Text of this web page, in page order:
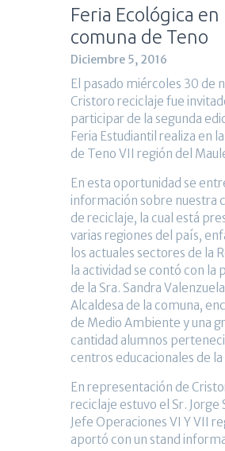
Feria Ecológica en
comuna de Teno
Diciembre 5, 2016
El pasado miércoles 30 de
Cristoro reciclaje fue
participar de la segunda
Feria Estudiantil realiza en
de Teno VII región del
En esta oportunidad se
información sobre nuestra
de reciclaje, la cual está
varias regiones del país,
los actuales sectores de la
la actividad se contó con la
de la Sra. Sandra
Alcaldesa de la comuna,
de Medio Ambiente y una
cantidad alumnos
centros educacionales de la
En representación de
reciclaje estuvo el Sr. Jorge
Jefe Operaciones VI Y VII
aportó con un stand